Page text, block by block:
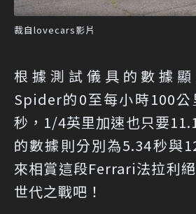
裁自lovecars影片
根據測試儀具的數據顯
Spider的0至每小時100公
秒，1/4英里加速也只要
的數據則分別為5.34秒與
來相賞這段Ferrari法拉利
世代之戰吧！